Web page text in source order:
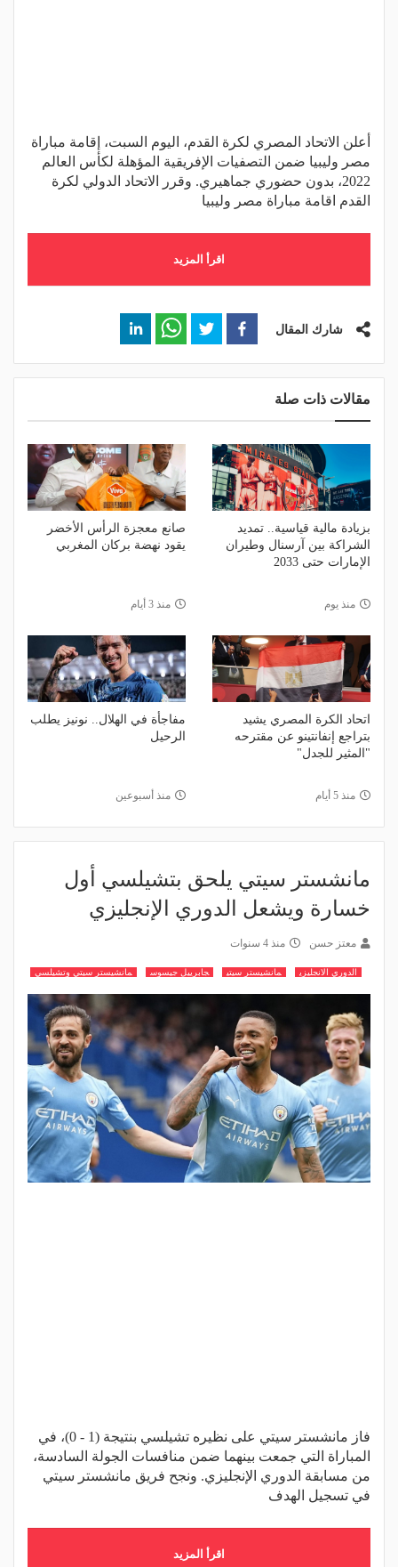
أعلن الاتحاد المصري لكرة القدم، اليوم السبت، إقامة مباراة
مصر وليبيا ضمن التصفيات الإفريقية المؤهلة لكأس العالم
2022، بدون حضوري جماهيري. وقرر الاتحاد الدولي لكرة
القدم اقامة مباراة مصر وليبيا
اقرأ المزيد
شارك المقال
مقالات ذات صلة
بزيادة مالية قياسية.. تمديد
الشراكة بين آرسنال وطيران
الإمارات حتى 2033
منذ يوم
صانع معجزة الرأس الأخضر
يقود نهضة بركان المغربي
منذ 3 أيام
اتحاد الكرة المصري يشيد
بتراجع إنفانتينو عن مقترحه
"المثير للجدل"
منذ 5 أيام
مفاجأة في الهلال.. نونيز يطلب
الرحيل
منذ أسبوعين
مانشستر سيتي يلحق بتشيلسي أول
خسارة ويشعل الدوري الإنجليزي
معتز حسن منذ 4 سنوات
الدوري الانجليزي مانشيستر سيتي جابرييل جيسوس مانشيستر سيتي وتشيلسي
فاز مانشستر سيتي على نظيره تشيلسي بنتيجة (1 - 0)، في
المباراة التي جمعت بينهما ضمن منافسات الجولة السادسة،
من مسابقة الدوري الإنجليزي. ونجح فريق مانشستر سيتي
في تسجيل الهدف
اقرأ المزيد